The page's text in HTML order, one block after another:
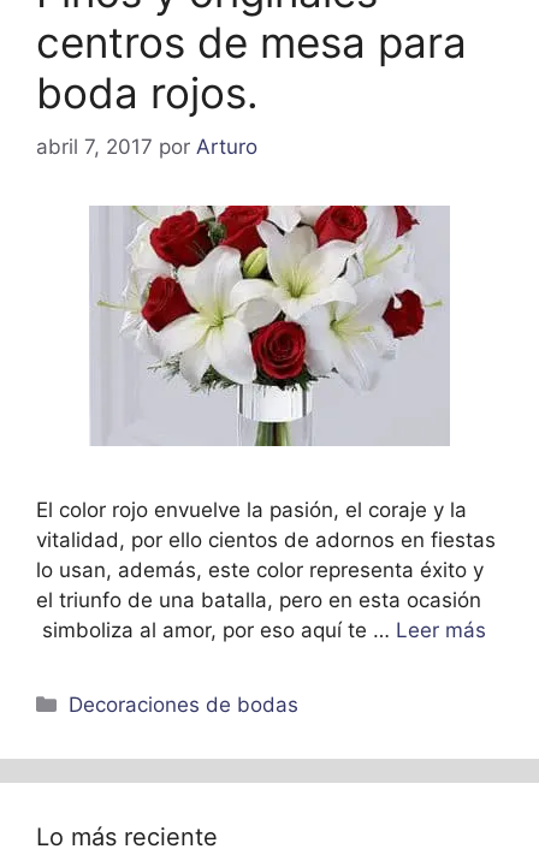
centros de mesa para
boda rojos.
abril 7, 2017 por Arturo
El color rojo envuelve la pasión, el coraje y la
vitalidad, por ello cientos de adornos en fiestas
lo usan, además, este color representa éxito y
el triunfo de una batalla, pero en esta ocasión
simboliza al amor, por eso aquí te … Leer más
Categorías
Decoraciones de bodas
Lo más reciente